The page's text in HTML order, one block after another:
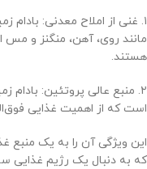
۱. غنی از املاح معدنی: بادام
مانند روی، آهن، منگنز و
هستند.
۲. منبع عالی پروتئین: بادام
است که از اهمیت غذایی
این ویژگی آن را به یک منبع
که به دنبال یک رژیم غذایی